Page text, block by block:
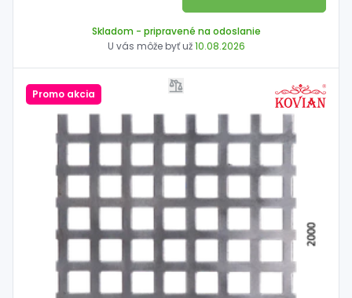
Skladom - pripravené na odoslanie
U vás môže byť už10.08.2026
Promo akcia